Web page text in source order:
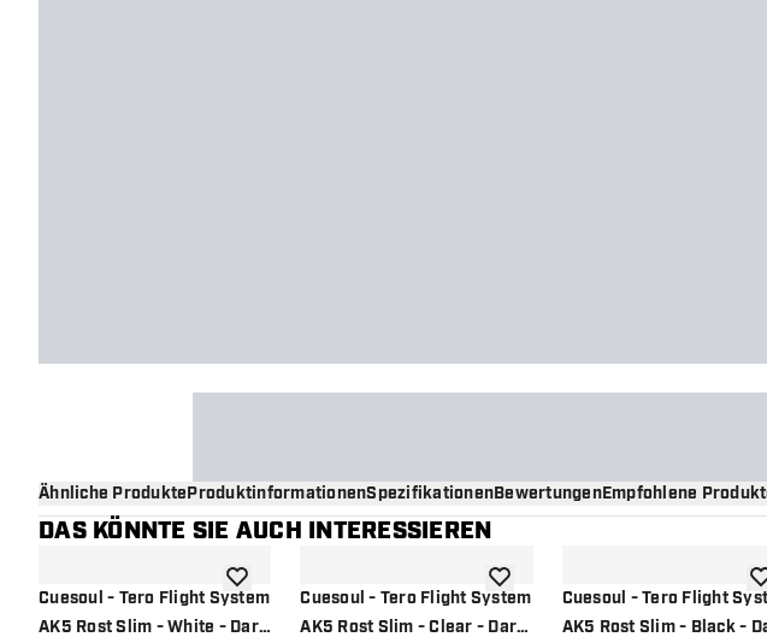
Ähnliche ProdukteProduktinformationenSpezifikationenBewertungenEmpfohlene
DAS KÖNNTE SIE AUCH INTERESSIEREN
Cuesoul - Tero Flight System
AK5 Rost Slim - White - Dart
Zur Wunschliste hinzufügen
Cuesoul - Tero Flight System
AK5 Rost Slim - Clear - Dart
Zur Wunschliste hinzufügen
Cuesoul - Tero Flight
AK5 Rost Slim - Black -